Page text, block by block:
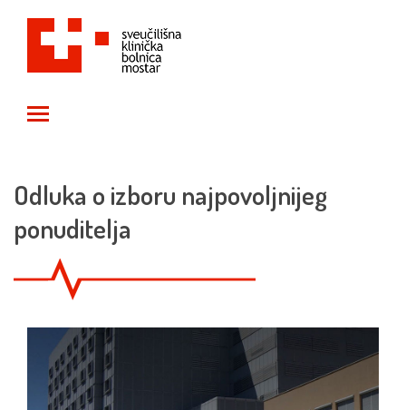
Odluka o izboru najpovoljnijeg
ponuditelja